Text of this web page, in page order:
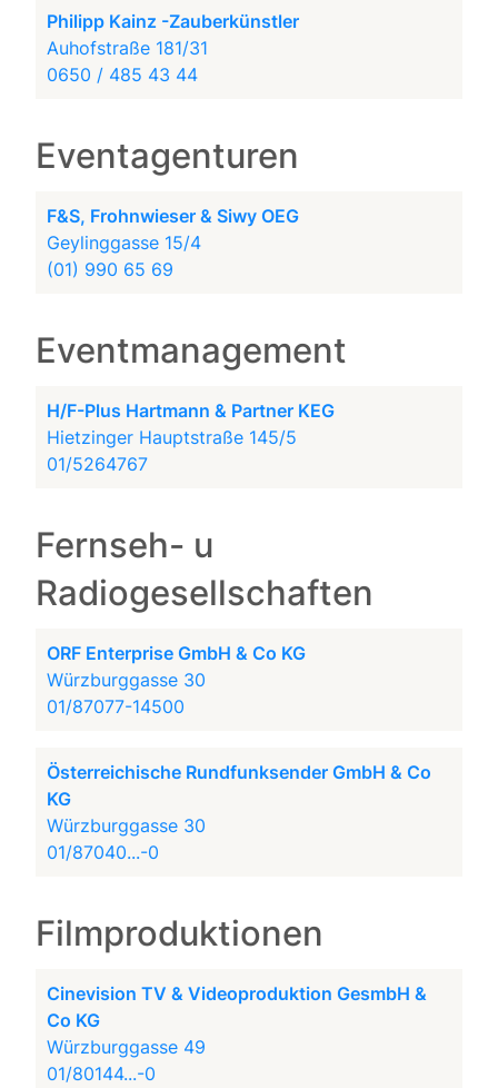
Philipp Kainz -Zauberkünstler
Auhofstraße 181/31
0650 / 485 43 44
Eventagenturen
F&S, Frohnwieser & Siwy OEG
Geylinggasse 15/4
(01) 990 65 69
Eventmanagement
H/F-Plus Hartmann & Partner KEG
Hietzinger Hauptstraße 145/5
01/5264767
Fernseh- u
Radiogesellschaften
ORF Enterprise GmbH & Co KG
Würzburggasse 30
01/87077-14500
Österreichische Rundfunksender GmbH & Co
KG
Würzburggasse 30
01/87040...-0
Filmproduktionen
Cinevision TV & Videoproduktion GesmbH &
Co KG
Würzburggasse 49
01/80144...-0